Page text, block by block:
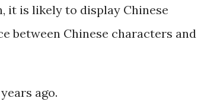
有携带，对方这次没有追究，仍然让
前，我最担心的是： 门口电话应该
it is likely to display Chinese
between Chinese characters and
ago.